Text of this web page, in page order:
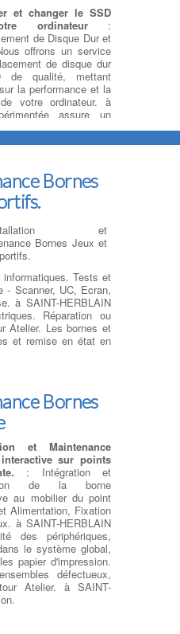
et changer le SSD
ordinateur:
de Disque Dur et
offrons un service
de disque dur
de qualité, mettant
la performance et la
votre ordinateur. à
assure un
uniquement pour des
Si vous cherchez
de votre
ancien disque dur
de la compatibilité
vitesse de lecture
par un démarrage
applications, ainsi
ordinateur.
d'un Disque Dur
disque dur principal
également la
en complément du
ainsi d'un espace de
sans compromettre
méticuleuse de votre
nous assurons
du client pour une
Selon Votre
d'un port M.2
l'installation de
de votre
la rapidité de
, Nous comprenons
et professionnelles.
soin de transférer
disque en respectant
déterminés. Votre
avant, sans risque
de votre
de remplacement de
Bornes
Tests et
- Scanner, UC, Ecran,
à SAINT-HERBLAIN
Réparation ou
Atelier. Les bornes et
et remise en état en
Bornes
et Maintenance
sur points
: Intégration et
de la borne
au mobilier du point
Alimentation, Fixation
à SAINT-HERBLAIN
des périphériques,
le système global,
papier d'impression.
défectueux,
Atelier. à SAINT-